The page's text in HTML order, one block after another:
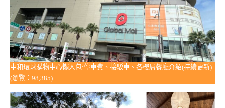
中和環球購物中心懶人包:停車費、接駁車、各樓層餐廳介紹(持續更新)
(瀏覽：98,385)